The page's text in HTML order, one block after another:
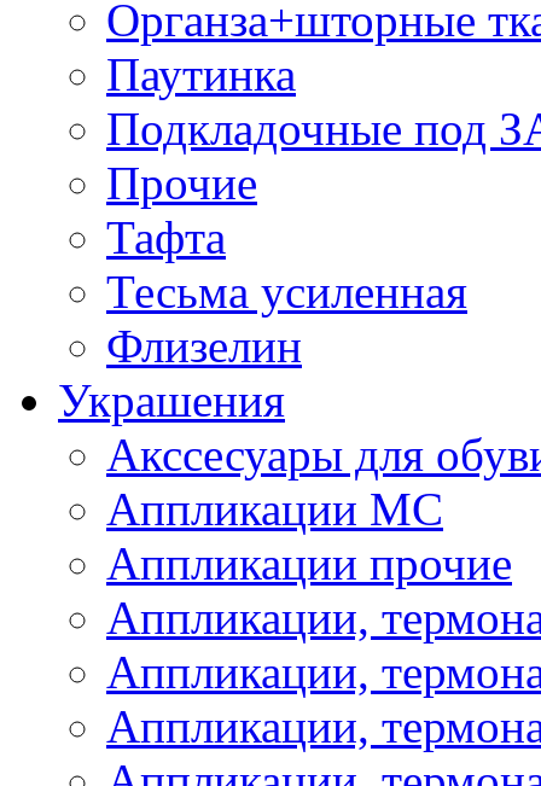
Органза+шторные
Паутинка
Подкладочные под
Прочие
Тафта
Тесьма усиленная
Флизелин
Украшения
Акссесуары для
Аппликации МС
Аппликации прочие
Аппликации,
Аппликации,
Аппликации,